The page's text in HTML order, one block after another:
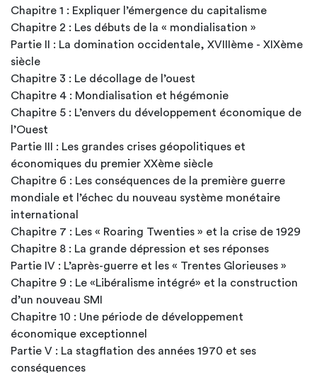
Chapitre 1 : Expliquer l’émergence du capitalisme
Chapitre 2 : Les débuts de la « mondialisation »
Partie II : La domination occidentale, XVIIIème - XIXème
siècle
Chapitre 3 : Le décollage de l’ouest
Chapitre 4 : Mondialisation et hégémonie
Chapitre 5 : L’envers du développement économique de
l’Ouest
Partie III : Les grandes crises géopolitiques et
économiques du premier XXème siècle
Chapitre 6 : Les conséquences de la première guerre
mondiale et l’échec du nouveau système monétaire
international
Chapitre 7 : Les « Roaring Twenties » et la crise de 1929
Chapitre 8 : La grande dépression et ses réponses
Partie IV : L’après-guerre et les « Trentes Glorieuses »
Chapitre 9 : Le «Libéralisme intégré» et la construction
d’un nouveau SMI
Chapitre 10 : Une période de développement
économique exceptionnel
Partie V : La stagflation des années 1970 et ses
conséquences